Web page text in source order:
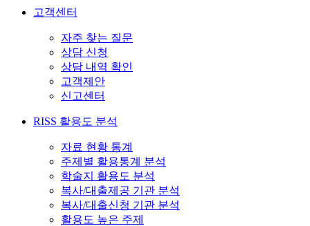
고객센터
자주 찾는 질문
상담 신청
상담 내역 확인
고객제안
신고센터
RISS 활용도 분석
자료 현황 통계
주제별 활용통계 분석
학술지 활용도 분석
복사/대출제공 기관 분석
복사/대출신청 기관 분석
활용도 높은 주제